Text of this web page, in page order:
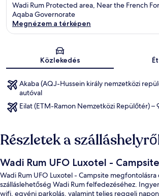
Wadi Rum Protected area, Near the French
Aqaba Governorate
Megnézem a térképen
Közlekedés
Akaba (AQJ-Hussein király nemzetközi
autóval
Eilat (ETM-Ramon Nemzetközi Repülőtér) –
Részletek a
Wadi Rum UFO Luxotel - Campsite
Wadi Rum UFO Luxotel - Campsite
szálláslehetőség Wadi Rum felfedezéséhez.
wifi, egyéni parkolás, valamint teljes reggeli